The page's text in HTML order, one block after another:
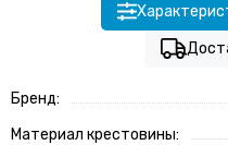
Бренд:
Материал крестовины: